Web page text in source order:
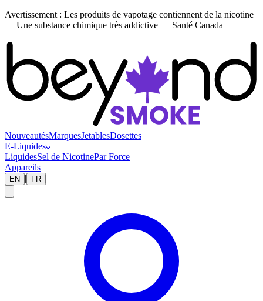
Avertissement : Les produits de vapotage contiennent de la nicotine
— Une substance chimique très addictive — Santé Canada
NouveautésMarquesJetablesDosettes
E-Liquides
LiquidesSel de NicotinePar Force
Appareils
EN | FR